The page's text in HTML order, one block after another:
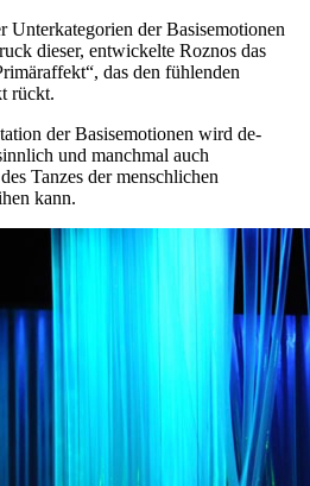
Unterkategorien der Basisemotionen
dieser, entwickelte Roznos das
das den fühlenden
rückt.
der Basisemotionen wird de­
und manchmal auch
Tanzes der menschlichen
kann.